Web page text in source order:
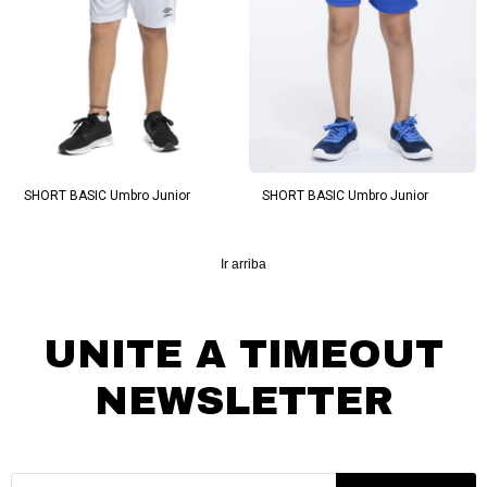
SHORT BASIC Umbro Junior SHORT BASIC Umbro Junior
Ir arriba
UNITE A TIMEOUT
NEWSLETTER